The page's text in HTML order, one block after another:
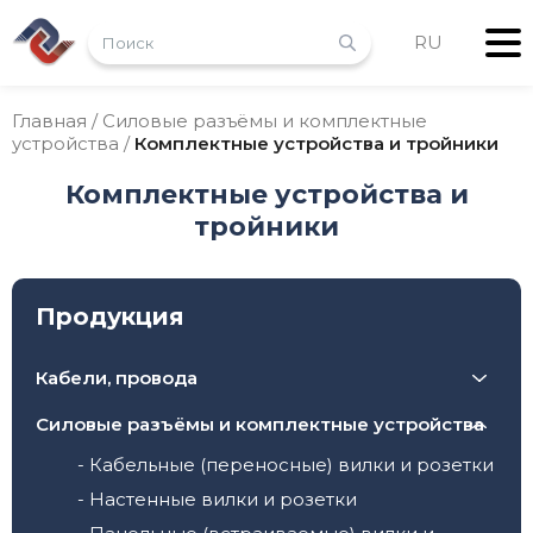
RU
Главная / Силовые разъёмы и комплектные
устройства / Комплектные устройства и тройники
Комплектные устройства и
тройники
Продукция
Кабели, провода
- Провода
- Контрольные кабели
- Кабели с резиновой и PUR изоляцией
- Безгалогеновые кабели
Силовые разъёмы и комплектные устройства
- Кабельные (переносные) вилки и розетки
- Настенные вилки и розетки